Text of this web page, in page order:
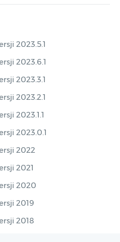
2023.5.1
2023.6.1
2023.3.1
2023.2.1
2023.1.1
2023.0.1
2022
2021
2020
2019
2018